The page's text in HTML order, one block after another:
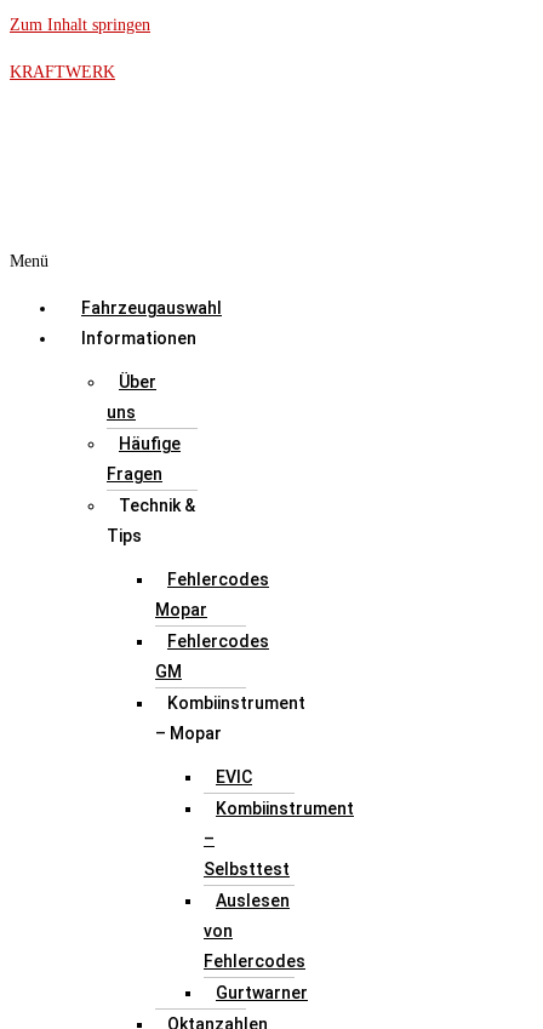
Zum Inhalt springen
KRAFTWERK
Menü
Fahrzeugauswahl
Informationen
Über
uns
Häufige
Fragen
Technik &
Tips
Fehlercodes
Mopar
Fehlercodes
GM
Kombiinstrument
– Mopar
EVIC
Kombiinstrument
–
Selbsttest
Auslesen
von
Fehlercodes
Gurtwarner
Oktanzahlen